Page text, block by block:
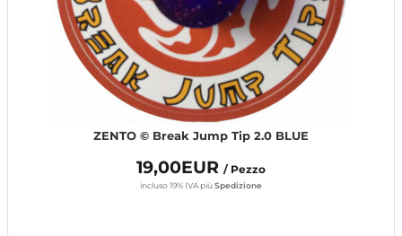
ZENTO © Break Jump Tip 2.0 BLUE
19,00EUR / Pezzo
incluso 19% IVA piùSpedizione